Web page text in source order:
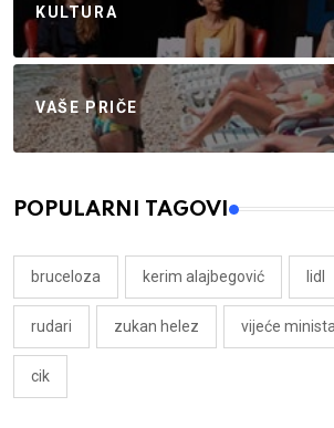
KULTURA
VAŠE PRIČE
POPULARNI TAGOVI
bruceloza kerim alajbegović lidl
rudari zukan helez vijeće
cik